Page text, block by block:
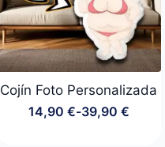
Cojín Foto Personalizada
14,90 €-39,90 €
Rango